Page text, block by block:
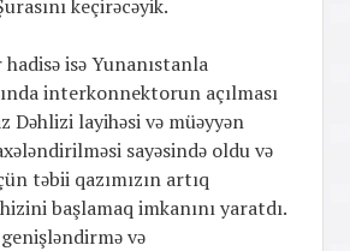
keçirəcəyik.
isə Yunanıstanla
interkonnektorun açılması
Dəhlizi layihəsi və müəyyən
sayəsində oldu və
təbii qazımızın artıq
başlamaq imkanını yaratdı.
və